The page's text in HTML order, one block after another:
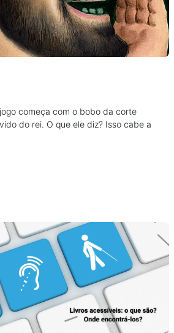
jogo começa com o bobo da corte
do rei. O que ele diz? Isso cabe a